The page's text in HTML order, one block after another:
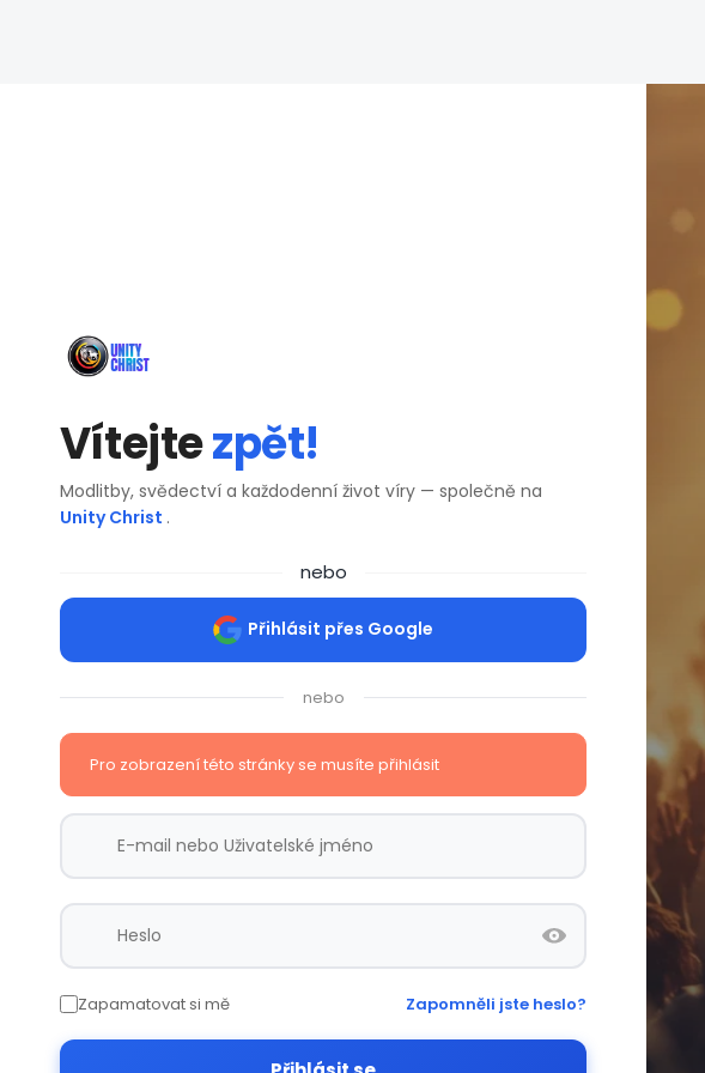
Vítejtezpět!
Modlitby, svědectví a každodenní život víry — společně na
Unity Christ .
nebo
Přihlásit přes Google
nebo
Pro zobrazení této stránky se musíte přihlásit
Zapamatovat si mě Zapomněli jste heslo?